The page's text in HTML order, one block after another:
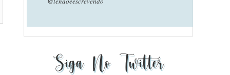
Siga No Twitter